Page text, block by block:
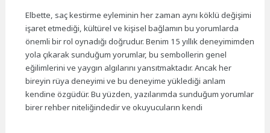
Elbette, saç kestirme eyleminin her zaman aynı köklü değişimi
işaret etmediği, kültürel ve kişisel bağlamın bu yorumlarda
önemli bir rol oynadığı doğrudur. Benim 15 yıllık deneyimimden
yola çıkarak sunduğum yorumlar, bu sembollerin genel
eğilimlerini ve yaygın algılarını yansıtmaktadır. Ancak her
bireyin rüya deneyimi ve bu deneyime yüklediği anlam
kendine özgüdür. Bu yüzden, yazılarımda sunduğum yorumlar
birer rehber niteliğindedir ve okuyucuların kendi